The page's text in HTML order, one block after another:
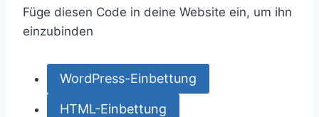
s
e
Füge diesen Code in deine Website ein, um ihn
einzubinden
WordPress-Einbettung
HTML-Einbettung